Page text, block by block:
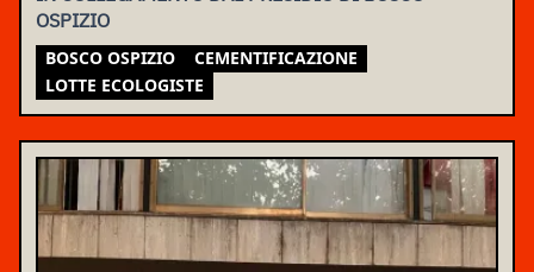
OSPIZIO
BOSCO OSPIZIO
CEMENTIFICAZIONE
LOTTE ECOLOGISTE